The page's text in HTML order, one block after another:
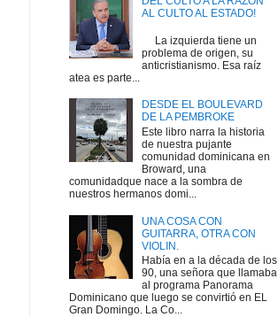
AL CULTO AL ESTADO!
La izquierda tiene un
problema de origen, su
anticristianismo. Esa raíz
atea es parte...
DESDE EL BOULEVARD
DE LA PEMBROKE
Este libro narra la historia
de nuestra pujante
comunidad dominicana en
Broward, una
comunidadque nace a la sombra de
nuestros hermanos domi...
UNA COSA CON
GUITARRA, OTRA CON
VIOLIN.
Había en a la década de los
90, una señora que llamaba
al programa Panorama
Dominicano que luego se convirtió en EL
Gran Domingo. La Co...